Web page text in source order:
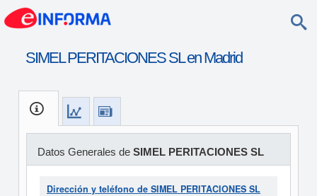
SIMEL PERITACIONES SL en Madrid
Datos Generales de SIMEL PERITACIONES SL
Dirección y teléfono de SIMEL PERITACIONES SL